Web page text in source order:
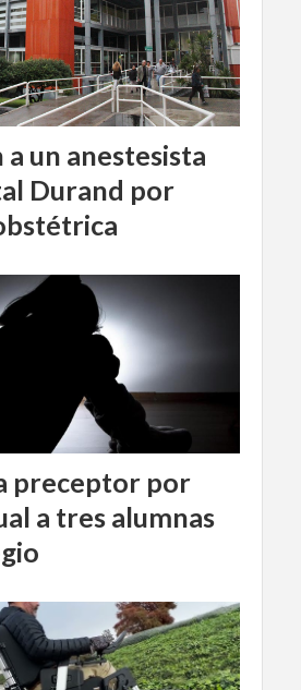
un anestesista
Durand por
preceptor por
a tres alumnas